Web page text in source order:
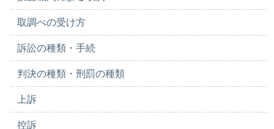
取調べの受け方
訴訟の種類・手続
判決の種類・刑罰の種類
上訴
控訴